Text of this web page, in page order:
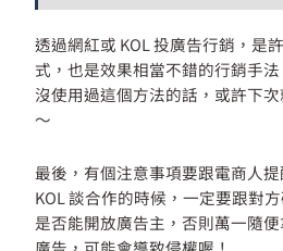
透過網紅或 KOL 投廣告行銷，是
式，也是效果相當不錯的行銷手
沒使用過這個方法的話，或許下
～
最後，有個注意事項要跟電商人
KOL 談合作的時候，一定要跟對
是否能開放廣告主，否則萬一隨